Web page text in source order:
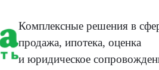
Комплексные решения в
продажа, ипотека, оценка
и юридическое